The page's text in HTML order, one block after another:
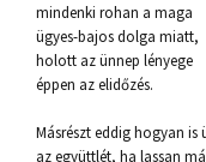
mindenki rohan a maga
ügyes-bajos dolga miatt,
holott az ünnep lényege
éppen az elidőzés.
Másrészt eddig hogyan is
az együttlét, ha lassan